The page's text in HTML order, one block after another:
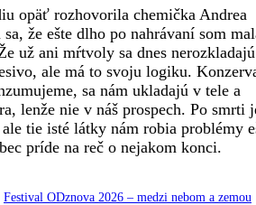
opäť rozhovorila chemička Andrea
že ešte dlho po nahrávaní som
už ani mŕtvoly sa dnes
ale má to svoju logiku.
sa nám ukladajú v tele a
lenže nie v náš prospech. Po smrti
tie isté látky nám robia problémy
príde na reč o nejakom konci.
Festival ODznova 2026 – medzi nebom a zemou